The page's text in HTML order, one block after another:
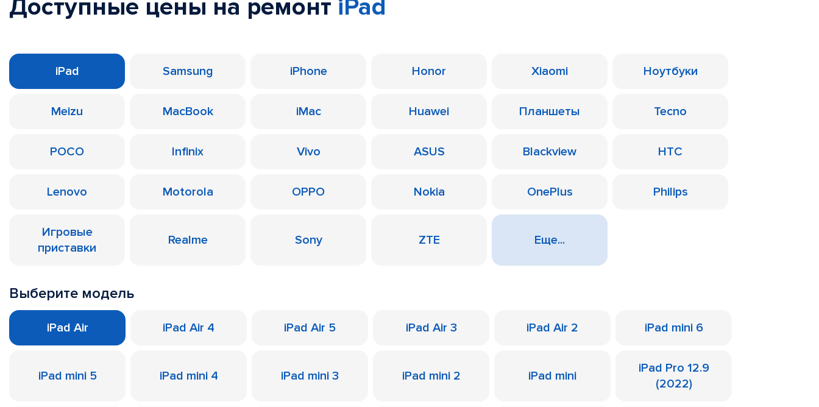
Доступные цены на ремонт iPad
iPad Samsung iPhone Honor Xiaomi Ноутбуки
Meizu MacBook iMac Huawei Планшеты Tecno
POCO Infinix Vivo ASUS Blackview HTC
Lenovo Motorola OPPO Nokia OnePlus Philips
Игровые
приставки
Realme Sony ZTE Еще...
Выберите модель
iPad Air iPad Air 4 iPad Air 5 iPad Air 3 iPad Air 2 iPad mini 6
iPad mini 5 iPad mini 4 iPad mini 3 iPad mini 2 iPad mini
iPad Pro 12.9
(2022)